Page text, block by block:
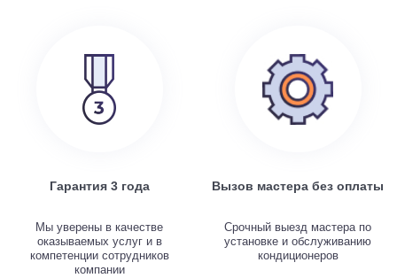
Гарантия 3 года
Мы уверены в качестве
оказываемых услуг и в
компетенции сотрудников
компании
Вызов мастера без оплаты
Срочный выезд мастера по
установке и обслуживанию
кондиционеров